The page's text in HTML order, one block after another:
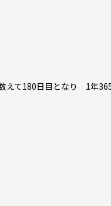
て180日目となり 1年